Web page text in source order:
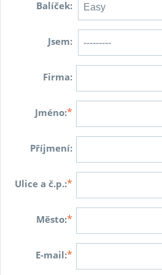
Balíček:
Jsem:
Firma:
Jméno:*
Příjmení:
Ulice a č.p.:*
Město:*
E-mail:*